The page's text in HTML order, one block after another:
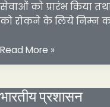
सेवाओं को प्रारंभ किया
को रोकने के लिये निम्न
सिविल
सेवा
Read More »
भारतीय प्रशासन